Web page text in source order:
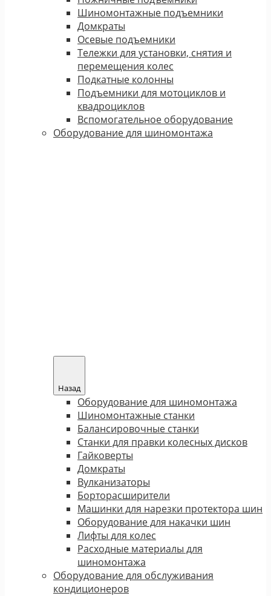
Шиномонтажные подъемники
Домкраты
Осевые подъемники
Тележки для установки, снятия и
перемещения колес
Подкатные колонны
Подъемники для мотоциклов и
квадроциклов
Вспомогательное оборудование
Оборудование для шиномонтажа
Назад
Оборудование для шиномонтажа
Шиномонтажные станки
Балансировочные станки
Станки для правки колесных дисков
Гайковерты
Домкраты
Вулканизаторы
Борторасширители
Машинки для нарезки протектора шин
Оборудование для накачки шин
Лифты для колес
Расходные материалы для
шиномонтажа
Оборудование для обслуживания
кондиционеров